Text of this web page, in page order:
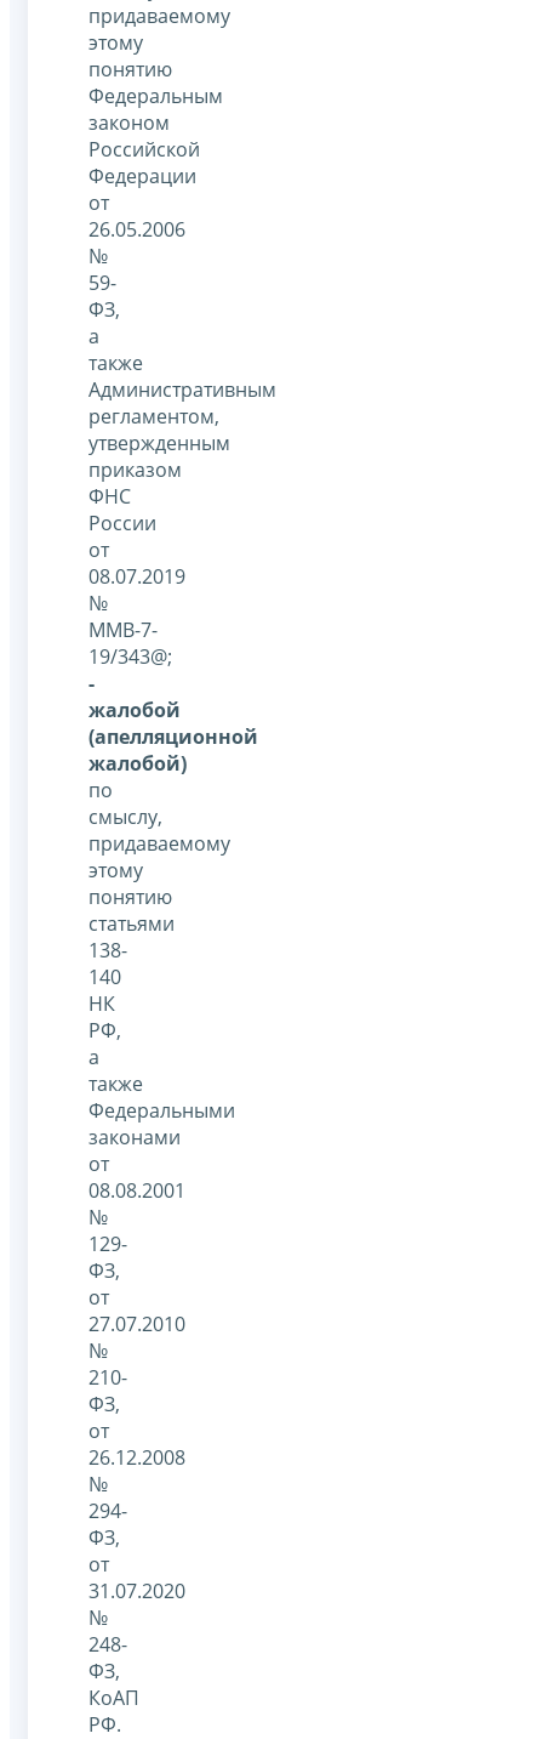
придаваемому
этому
понятию
Федеральным
законом
Российской
Федерации
от
26.05.2006
№
59-
ФЗ,
а
также
Административным
регламентом,
утвержденным
приказом
ФНС
России
от
08.07.2019
№
ММВ-7-
19/343@;
-
жалобой
(апелляционной
жалобой)
по
смыслу,
придаваемому
этому
понятию
статьями
138-
140
НК
РФ,
а
также
Федеральными
законами
от
08.08.2001
№
129-
ФЗ,
от
27.07.2010
№
210-
ФЗ,
от
26.12.2008
№
294-
ФЗ,
от
31.07.2020
№
248-
ФЗ,
КоАП
РФ.